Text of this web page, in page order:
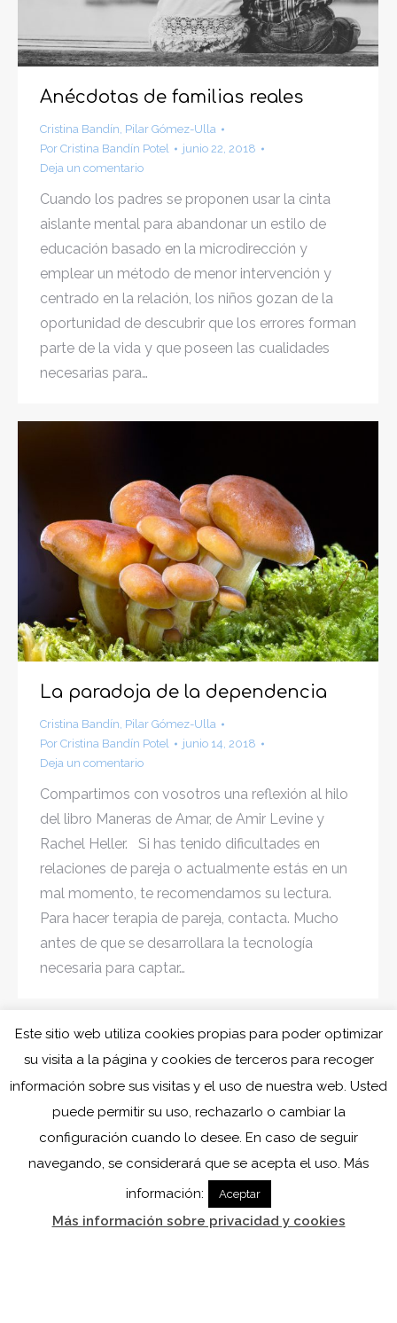
Anécdotas de familias reales
Cristina Bandín Pilar Gómez-Ulla
Por Cristina Bandín Potel
junio 22, 2018
Deja un comentario
Cuando los padres se proponen usar la cinta
aislante mental para abandonar un estilo de
educación basado en la microdirección y
emplear un método de menor intervención y
centrado en la relación, los niños gozan de la
oportunidad de descubrir que los errores forman
parte de la vida y que poseen las cualidades
necesarias para…
La paradoja de la dependencia
Cristina Bandín Pilar Gómez-Ulla
Por Cristina Bandín Potel
junio 14, 2018
Deja un comentario
Compartimos con vosotros una reflexión al hilo
del libro Maneras de Amar, de Amir Levine y
Rachel Heller. Si has tenido dificultades en
relaciones de pareja o actualmente estás en un
mal momento, te recomendamos su lectura.
Para hacer terapia de pareja, contacta. Mucho
antes de que se desarrollara la tecnología
necesaria para captar…
5 6
Este sitio web utiliza cookies propias para poder optimizar
su visita a la página y cookies de terceros para recoger
información sobre sus visitas y el uso de nuestra web. Usted
puede permitir su uso, rechazarlo o cambiar la
configuración cuando lo desee. En caso de seguir
navegando, se considerará que se acepta el uso. Más
información:
Aceptar
Más información sobre privacidad y cookies